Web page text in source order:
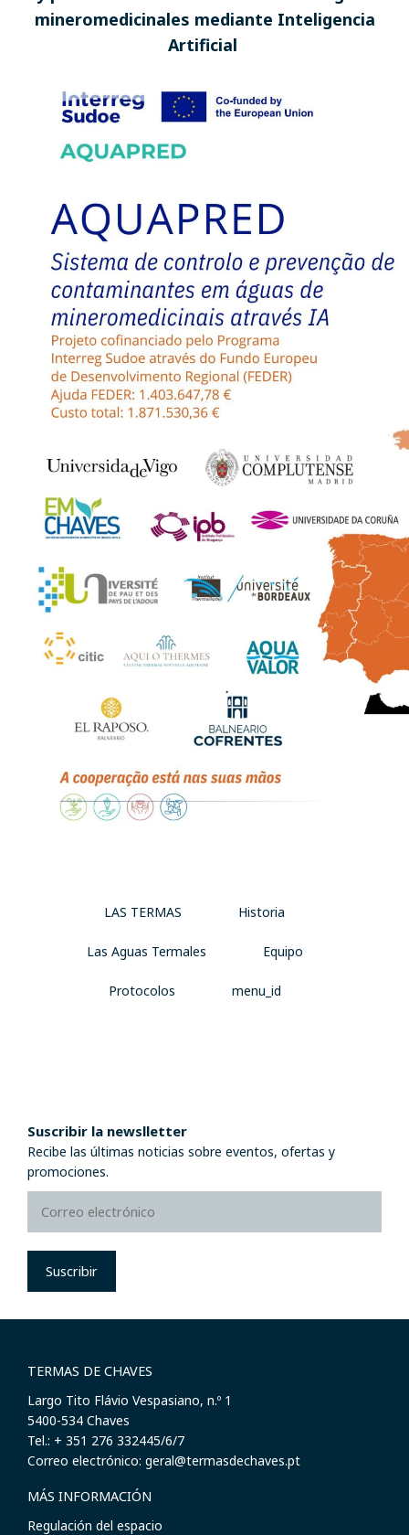
mineromedicinales mediante Inteligencia
Artificial
LAS TERMAS Historia
Las Aguas Termales Equipo
Protocolos menu_id
Suscribir la newslletter
Recibe las últimas noticias sobre eventos, ofertas y
promociones.
Suscribir
TERMAS DE CHAVES
Largo Tito Flávio Vespasiano, n.º 1
​5400-534 Chaves
Tel.: + 351 276 332445/6/7
Correo electrónico: geral@termasdechaves.pt
MÁS INFORMACIÓN
Regulación del espacio